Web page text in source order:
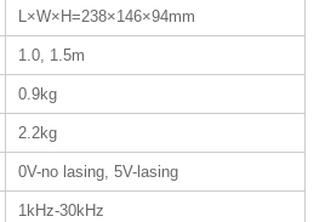
L×W×H=238×146×94mm
1.0, 1.5m
0.9kg
2.2kg
0V-no lasing, 5V-lasing
1kHz-30kHz